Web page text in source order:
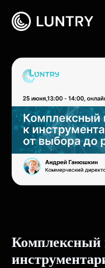
Главная →
Комплексный